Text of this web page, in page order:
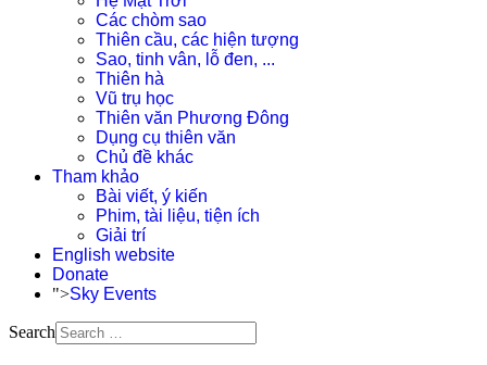
Các chòm sao
Thiên cầu, các hiện tượng
Sao, tinh vân, lỗ đen, ...
Thiên hà
Vũ trụ học
Thiên văn Phương Đông
Dụng cụ thiên văn
Chủ đề khác
Tham khảo
Bài viết, ý kiến
Phim, tài liệu, tiện ích
Giải trí
English website
Donate
">Sky Events
Search